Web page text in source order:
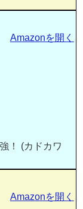
！ (カドカワ
Amazonを開く
Amazonを開く